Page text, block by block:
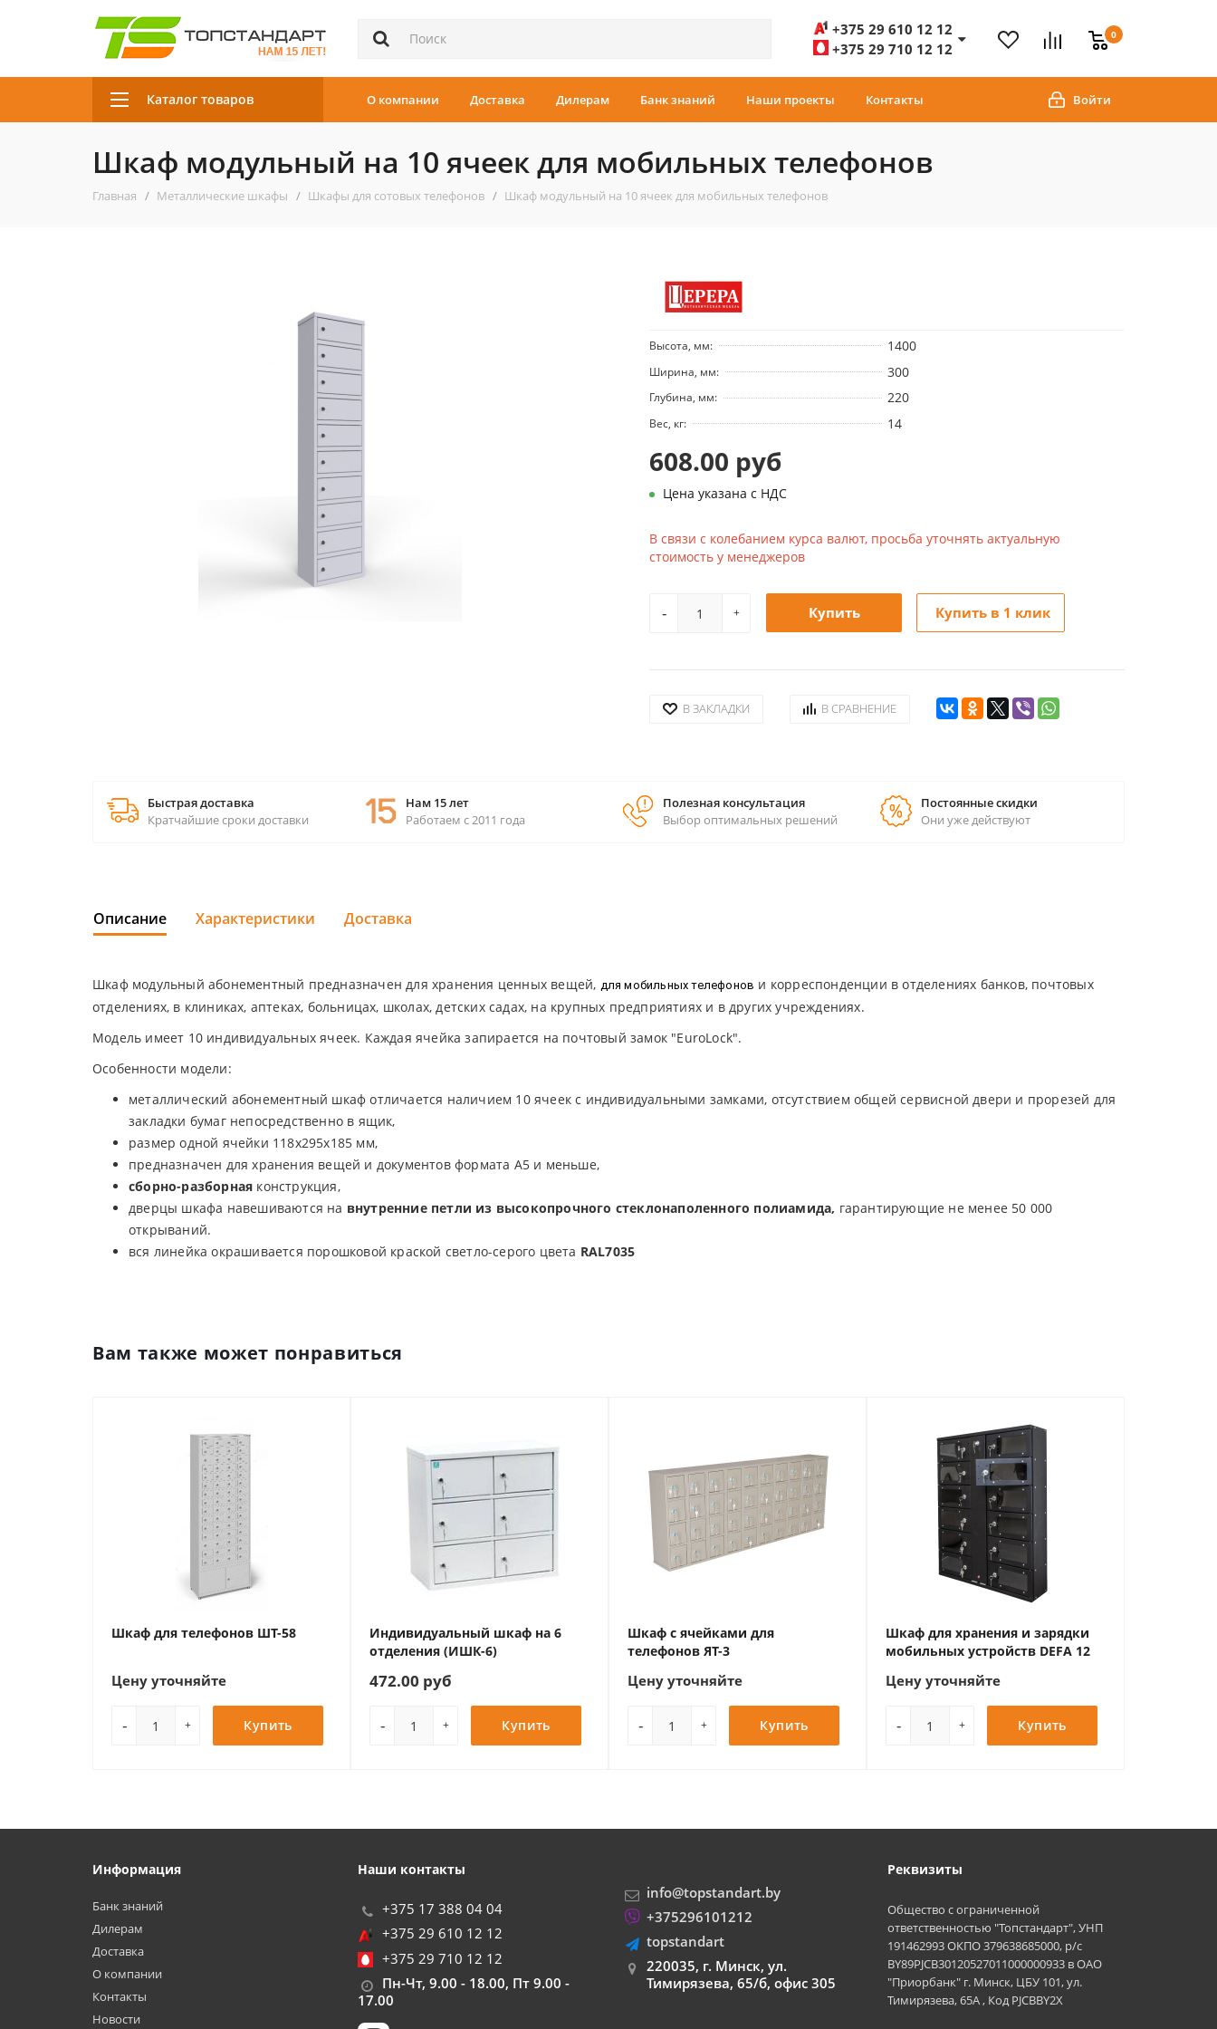
0
+375 29 610 12 12
+375 29 710 12 12
Каталог товаров О компании Доставка Дилерам Банк знаний Наши проекты Контакты Войти
Шкаф модульный на 10 ячеек для мобильных телефонов
Главная Металлические шкафы Шкафы для сотовых телефонов Шкаф модульный на 10 ячеек для мобильных телефонов
Высота, мм: 1400
Ширина, мм: 300
Глубина, мм: 220
Вес, кг: 14
608.00 руб
Цена указана с НДС
В связи с колебанием курса валют, просьба уточнять актуальную
стоимость у менеджеров
+
- Купить Купить в 1 клик
В ЗАКЛАДКИ В СРАВНЕНИЕ
Быстрая доставка
Кратчайшие сроки доставки
Нам 15 лет
Работаем с 2011 года
Полезная консультация
Выбор оптимальных решений
Постоянные скидки
Они уже действуют
Описание Характеристики Доставка
Шкаф модульный абонементный предназначен для хранения ценных вещей, для мобильных телефонов и корреспонденции в отделениях банков, почтовых
отделениях, в клиниках, аптеках, больницах, школах, детских садах, на крупных предприятиях и в других учреждениях.
Модель имеет 10 индивидуальных ячеек. Каждая ячейка запирается на почтовый замок "EuroLock".
Особенности модели:
металлический абонементный шкаф отличается наличием 10 ячеек с индивидуальными замками, отсутствием общей сервисной двери и прорезей для
закладки бумаг непосредственно в ящик,
размер одной ячейки 118х295х185 мм,
предназначен для хранения вещей и документов формата А5 и меньше,
сборно-разборная конструкция,
дверцы шкафа навешиваются на внутренние петли из высокопрочного стеклонаполенного полиамида, гарантирующие не менее 50 000
открываний.
вся линейка окрашивается порошковой краской светло-серого цвета RAL7035
Вам также может понравиться
Шкаф для телефонов ШТ-58
Цену уточняйте
+
- Купить
Индивидуальный шкаф на 6
отделения (ИШК-6)
472.00 руб
+
- Купить
Шкаф с ячейками для
телефонов ЯТ-3
Цену уточняйте
+
- Купить
Шкаф для хранения и зарядки
мобильных устройств DEFA 12
Цену уточняйте
+
- Купить
Информация
Банк знаний
Дилерам
Доставка
О компании
Контакты
Новости
Наши контакты
+375 17 388 04 04
+375 29 610 12 12
+375 29 710 12 12
Пн-Чт, 9.00 - 18.00, Пт 9.00 -
17.00
info@topstandart.by
+375296101212
topstandart
220035, г. Минск, ул.
Тимирязева, 65/б, офис 305
Реквизиты
Общество с ограниченной
ответственностью "Топстандарт", УНП
191462993 ОКПО 379638685000, р/с
BY89PJCB30120527011000000933 в ОАО
"Приорбанк" г. Минск, ЦБУ 101, ул.
Тимирязева, 65А , Код PJCBBY2X